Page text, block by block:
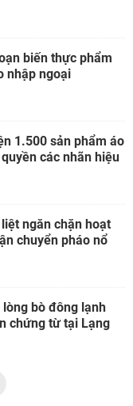
biến thực phẩm
nhập ngoại
1.500 sản phẩm áo
các nhãn hiệu
ngăn chặn hoạt
chuyển pháo nổ
bò đông lạnh
chứng từ tại Lạng